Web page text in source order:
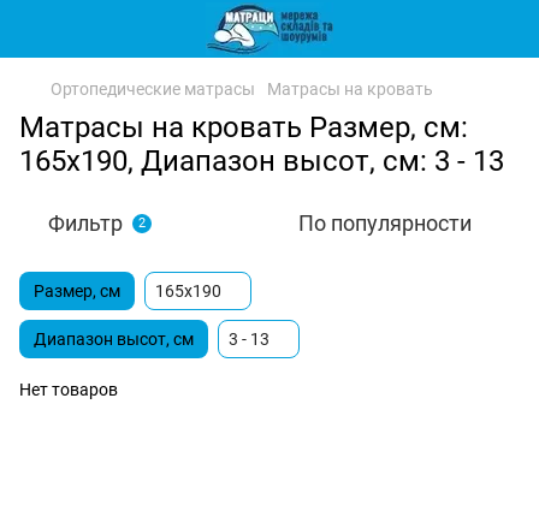
Ортопедические матрасы Матрасы на кровать
Матрасы на кровать Размер, см:
165х190, Диапазон высот, см: 3 - 13
Фильтр 2 По популярности
Размер, см 165х190
Диапазон высот, см 3 - 13
Нет товаров